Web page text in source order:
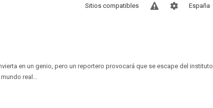
España
Sitios compatibles
en un genio, pero un reportero provocará que se escape del instituto
real...